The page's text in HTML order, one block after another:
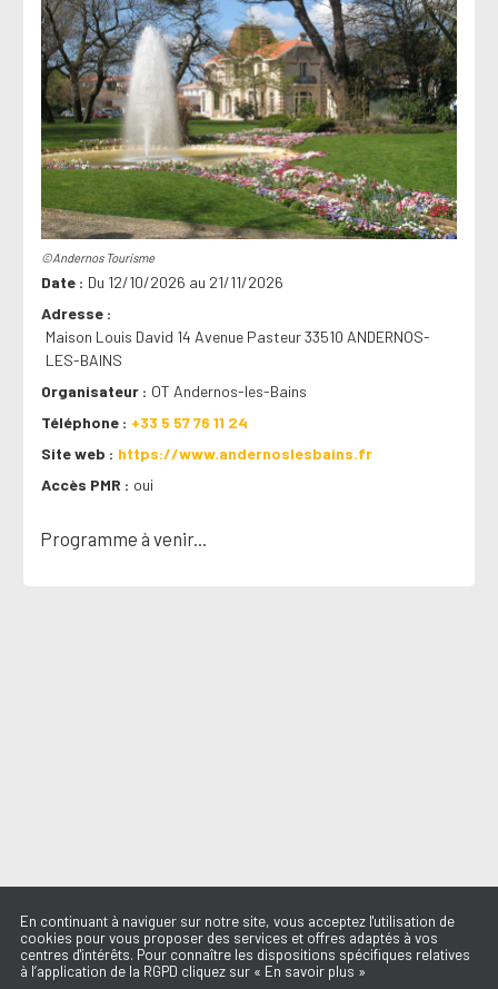
©Andernos Tourisme
Date
Du 12/10/2026 au 21/11/2026
Adresse
Maison Louis David 14 Avenue Pasteur 33510 ANDERNOS-
LES-BAINS
Organisateur
OT Andernos-les-Bains
Téléphone
+33 5 57 76 11 24
Site web
https://www.andernoslesbains.fr
Accès PMR
oui
Programme à venir...
En continuant à naviguer sur notre site, vous acceptez l'utilisation de
cookies pour vous proposer des services et offres adaptés à vos
centres d'intérêts. Pour connaître les dispositions spécifiques relatives
à l’application de la RGPD cliquez sur « En savoir plus »